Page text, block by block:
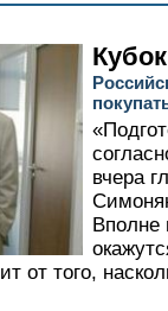
вчера
Вполне
от того,